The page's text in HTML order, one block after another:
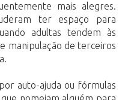
mais alegres.
ter espaço para
adultas tendem às
manipulação de terceiros
auto-ajuda ou fórmulas